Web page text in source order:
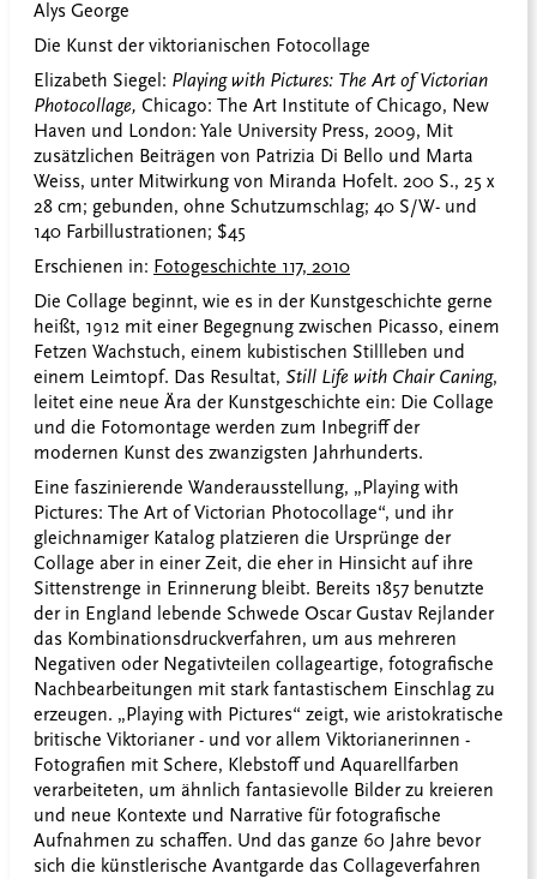
Alys George
Die Kunst der viktorianischen Fotocollage
Elizabeth Siegel: Playing with Pictures: The Art of Victorian
Photocollage, Chicago: The Art Institute of Chicago, New
Haven und London: Yale University Press, 2009, Mit
zusätzlichen Beiträgen von Patrizia Di Bello und Marta
Weiss, unter Mitwirkung von Miranda Hofelt. 200 S., 25 x
28 cm; gebunden, ohne Schutzumschlag; 40 S/W- und
140 Farbillustrationen; $45
Erschienen in: Fotogeschichte 117, 2010
Die Collage beginnt, wie es in der Kunstgeschichte gerne
heißt, 1912 mit einer Begegnung zwischen Picasso, einem
Fetzen Wachstuch, einem kubistischen Stillleben und
einem Leimtopf. Das Resultat, Still Life with Chair Caning,
leitet eine neue Ära der Kunstgeschichte ein: Die Collage
und die Fotomontage werden zum Inbegriff der
modernen Kunst des zwanzigsten Jahrhunderts.
Eine faszinierende Wanderausstellung, „Playing with
Pictures: The Art of Victorian Photocollage“, und ihr
gleichnamiger Katalog platzieren die Ursprünge der
Collage aber in einer Zeit, die eher in Hinsicht auf ihre
Sittenstrenge in Erinnerung bleibt. Bereits 1857 benutzte
der in England lebende Schwede Oscar Gustav Rejlander
das Kombinationsdruckverfahren, um aus mehreren
Negativen oder Negativteilen collageartige, fotografische
Nachbearbeitungen mit stark fantastischem Einschlag zu
erzeugen. „Playing with Pictures“ zeigt, wie aristokratische
britische Viktorianer - und vor allem Viktorianerinnen -
Fotografien mit Schere, Klebstoff und Aquarellfarben
verarbeiteten, um ähnlich fantasievolle Bilder zu kreieren
und neue Kontexte und Narrative für fotografische
Aufnahmen zu schaffen. Und das ganze 60 Jahre bevor
sich die künstlerische Avantgarde das Collageverfahren